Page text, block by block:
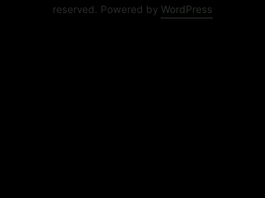
reserved. Powered by WordPress